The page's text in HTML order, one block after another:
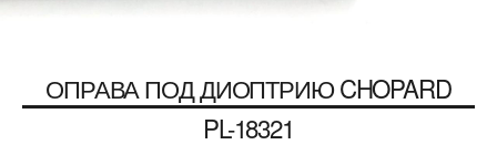
ОПРАВА ПОД ДИОПТРИЮCHOPARD
PL-18321